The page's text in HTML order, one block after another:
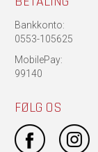
Bankkonto:
0553-105625
MobilePay:
99140
FØLG OS